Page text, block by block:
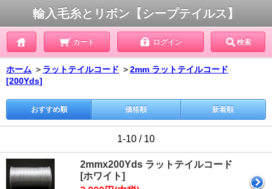
輸入毛糸とリボン【シープテイルス】
カート ログイン 検索
ホーム ＞ ラットテイルコード ＞2mm ラットテイルコード
[200Yds]
おすすめ順 価格順 新着順
1-10 / 10
2mmx200Yds ラットテイルコード
[ホワイト]